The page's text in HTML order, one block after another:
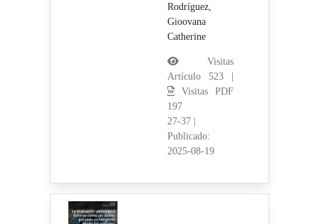
Rodríguez,
Gioovana
Catherine
Visitas
Artículo 523 |
Visitas PDF
197
27-37
Publicado:
2025-08-19